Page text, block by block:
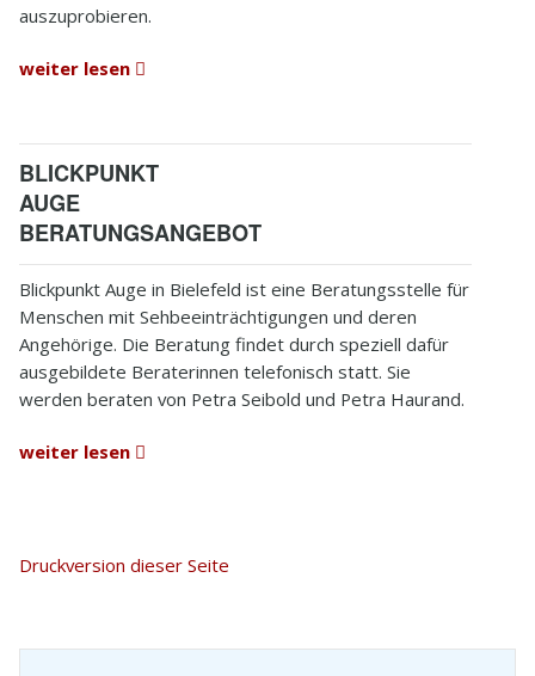
auszuprobieren.
weiter lesen
BLICKPUNKT
AUGE
BERATUNGSANGEBOT
Blickpunkt Auge in Bielefeld ist eine Beratungsstelle für
Menschen mit Sehbeeinträchtigungen und deren
Angehörige. Die Beratung findet durch speziell dafür
ausgebildete Beraterinnen telefonisch statt. Sie
werden beraten von Petra Seibold und Petra Haurand.
weiter lesen
Druckversion dieser Seite